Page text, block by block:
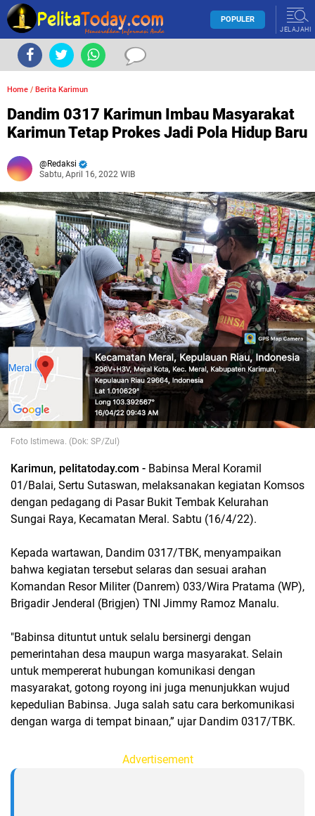
POPULER
JELAJAHI
Home / Berita Karimun
Dandim 0317 Karimun Imbau Masyarakat
Karimun Tetap Prokes Jadi Pola Hidup Baru
Redaksi
Sabtu, April 16, 2022 WIB
Foto Istimewa. (Dok: SP/Zul)
Karimun, pelitatoday.com - Babinsa Meral Koramil
01/Balai, Sertu Sutaswan, melaksanakan kegiatan Komsos
dengan pedagang di Pasar Bukit Tembak Kelurahan
Sungai Raya, Kecamatan Meral. Sabtu (16/4/22).
Kepada wartawan, Dandim 0317/TBK, menyampaikan
bahwa kegiatan tersebut selaras dan sesuai arahan
Komandan Resor Militer (Danrem) 033/Wira Pratama (WP),
Brigadir Jenderal (Brigjen) TNI Jimmy Ramoz Manalu.
"Babinsa dituntut untuk selalu bersinergi dengan
pemerintahan desa maupun warga masyarakat. Selain
untuk mempererat hubungan komunikasi dengan
masyarakat, gotong royong ini juga menunjukkan wujud
kepedulian Babinsa. Juga salah satu cara berkomunikasi
dengan warga di tempat binaan,” ujar Dandim 0317/TBK.
Advertisement